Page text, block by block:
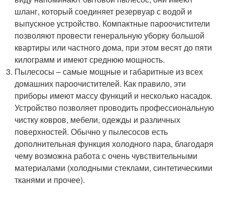
шланг, который соединяет резервуар с водой и
выпускное устройство. Компактные пароочистители
позволяют провести генеральную уборку большой
квартиры или частного дома, при этом весят до пяти
килограмм и имеют среднюю мощность.
Пылесосы – самые мощные и габаритные из всех
домашних пароочистителей. Как правило, эти
приборы имеют массу функций и несколько насадок.
Устройство позволяет проводить профессиональную
чистку ковров, мебели, одежды и различных
поверхностей. Обычно у пылесосов есть
дополнительная функция холодного пара, благодаря
чему возможна работа с очень чувствительными
материалами (холодными стеклами, синтетическими
тканями и прочее).